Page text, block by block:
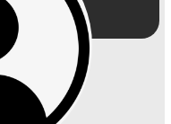
campo dos certificados digitais,
e orientações precisas para
específicas de cada empresa e
elas tenham o certificado digital